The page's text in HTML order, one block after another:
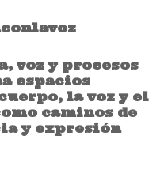
voz y procesos
espacios
la voz y el
caminos de
y expresión